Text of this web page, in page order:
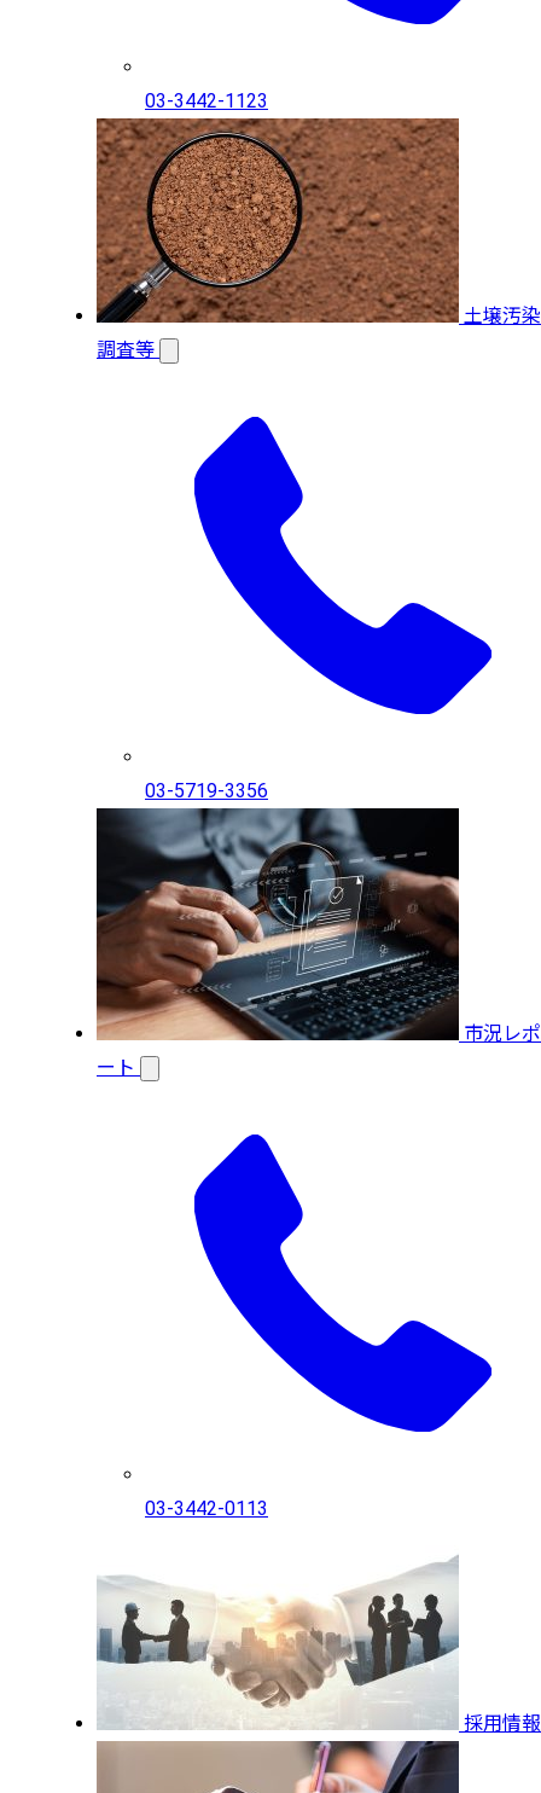
03-3442-1123
土壌汚染
調査等
03-5719-3356
市況レポ
ート
03-3442-0113
採用情報